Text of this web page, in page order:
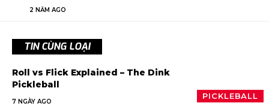
2 NĂM AGO
TIN CÙNG LOẠI
PICKLEBALL
Roll vs Flick Explained – The Dink
Pickleball
7 NGÀY AGO